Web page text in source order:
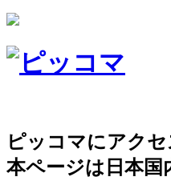
ピッコマにアク
本ページは日本国